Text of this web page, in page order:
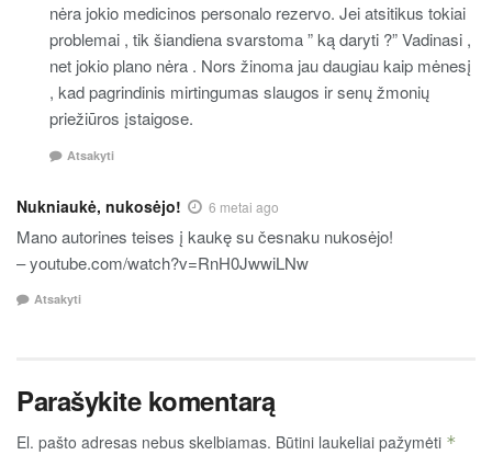
nėra jokio medicinos personalo rezervo. Jei atsitikus tokiai
problemai , tik šiandiena svarstoma ” ką daryti ?” Vadinasi ,
net jokio plano nėra . Nors žinoma jau daugiau kaip mėnesį
, kad pagrindinis mirtingumas slaugos ir senų žmonių
priežiūros įstaigose.
Atsakyti
Nukniaukė, nukosėjo! 6 metai ago
Mano autorines teises į kaukę su česnaku nukosėjo!
– youtube.com/watch?v=RnH0JwwiLNw
Atsakyti
Parašykite komentarą
El. pašto adresas nebus skelbiamas. Būtini laukeliai pažymėti *